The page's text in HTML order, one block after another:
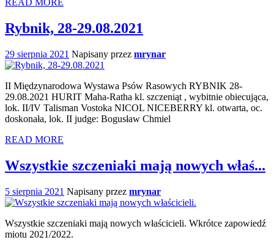
READ MORE
Rybnik, 28-29.08.2021
29 sierpnia 2021 Napisany przez mrynar
II Międzynarodowa Wystawa Psów Rasowych RYBNIK 28-
29.08.2021 HURIT Maha-Ratha kl. szczeniąt , wybitnie obiecująca,
lok. II/IV Talisman Vostoka NICOL NICEBERRY kl. otwarta, oc.
doskonała, lok. II judge: Bogusław Chmiel
READ MORE
Wszystkie szczeniaki mają nowych właś...
5 sierpnia 2021 Napisany przez mrynar
Wszystkie szczeniaki mają nowych właścicieli. Wkrótce zapowiedź
miotu 2021/2022.